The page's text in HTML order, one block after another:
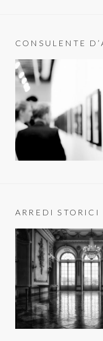
CONSULENTE
ARREDI STORICI